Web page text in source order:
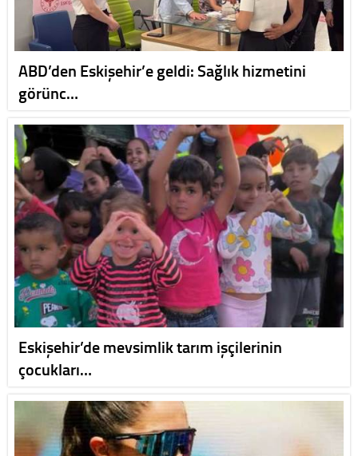
ABD’den Eskişehir’e geldi: Sağlık hizmetini
görünc…
Eskişehir’de mevsimlik tarım işçilerinin
çocukları…